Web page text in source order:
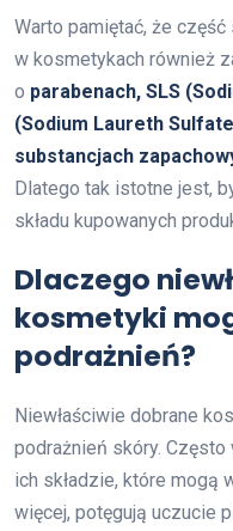
Warto pamiętać, że
w kosmetykach również
o parabenach, SLS
(Sodium Laureth
substancjach
Dlatego tak istotne jest,
składu kupowanych
Dlaczego
kosmetyki
podrażnień?
Niewłaściwie dobrane
podrażnień skóry.
ich składzie, które mogą
więcej, potęgują uczucie